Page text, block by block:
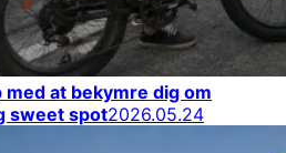
med at bekymre dig om
sweet spot2026.05.24